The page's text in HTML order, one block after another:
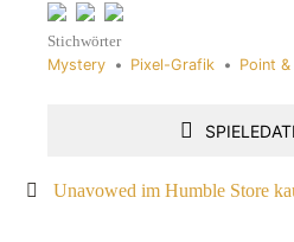
Stichwörter
Mystery • Pixel-Grafik • Point
Unavowed im Humble Store